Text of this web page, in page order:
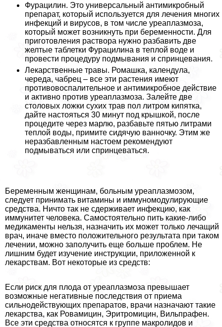
Фурацилин. Это универсальный антимикробный
препарат, который используется для лечения многих
инфекций и вирусов, в том числе уреаплазмоза,
который может возникнуть при беременности. Для
приготовления раствора нужно разбавить две
желтые таблетки Фурацилина в теплой воде и
провести процедуру подмывания и спринцевания.
Лекарственные травы. Ромашка, календула,
череда, чабрец – все эти растения имеют
противовоспалительное и антимикробное действие
и активно против уреаплазмоза. Залейте две
столовых ложки сухих трав пол литром кипятка,
дайте настояться 30 минут под крышкой, после
процедите через марлю, разбавьте пятью литрами
теплой воды, примите сидячую ванночку. Этим же
неразбавленным настоем рекомендуют
подмываться или спринцеваться.
Беременным женщинам, больным уреаплазмозом,
следует принимать витамины и иммуномодулирующие
средства. Ничто так не сдерживает инфекцию, как
иммунитет человека. Самостоятельно пить какие-либо
медикаменты нельзя, назначить их может только лечащий
врач, иначе вместо положительного результата при таком
лечении, можно заполучить еще больше проблем. Не
лишним будет изучение инструкции, приложенной к
лекарствам. Вот некоторые из средств:
Если риск для плода от уреаплазмоза превышает
возможные негативные последствия от приема
сильнодействующих препаратов, врачи назначают такие
лекарства, как Ровамицин, Эритромицин, Вильпрафен.
Все эти средства относятся к группе макролидов и